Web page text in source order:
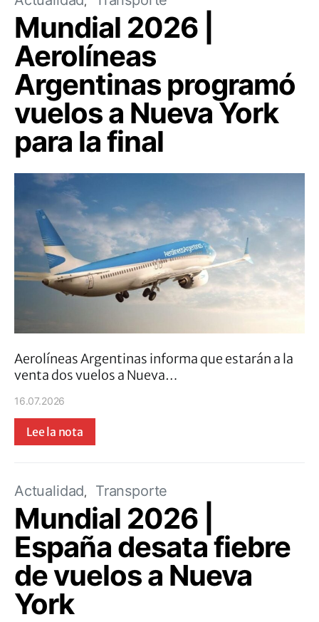
Mundial 2026 |
Aerolíneas
Argentinas programó
vuelos a Nueva York
para la final
Aerolíneas Argentinas informa que estarán a la
venta dos vuelos a Nueva…
16.07.2026
Lee la nota
Actualidad Transporte
Mundial 2026 |
España desata fiebre
de vuelos a Nueva
York